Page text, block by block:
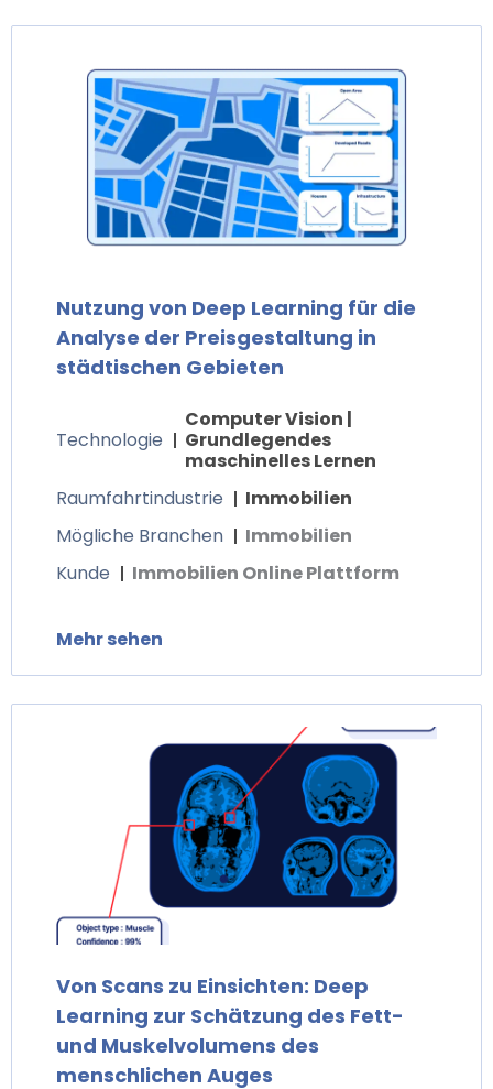
Nutzung von Deep Learning für die
Analyse der Preisgestaltung in
städtischen Gebieten
Technologie
Computer Vision |
Grundlegendes
maschinelles Lernen
Raumfahrtindustrie
Immobilien
Mögliche Branchen
Immobilien
Kunde
Immobilien Online Plattform
Mehr sehen
Von Scans zu Einsichten: Deep
Learning zur Schätzung des Fett-
und Muskelvolumens des
menschlichen Auges